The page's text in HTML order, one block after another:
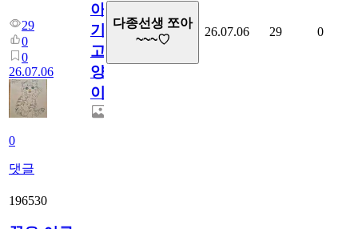
29
0
0
26.07.06
0
댓글
아
기
고
양
이
다종선생 쪼아
~~~♡
26.07.06 29 0
196530